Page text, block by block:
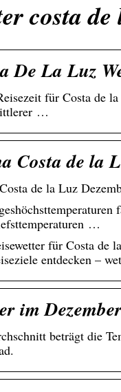
costa
De La Luz
für Costa de
…
Costa de la
de la Luz
…
für Costa de
entdecken –
im
beträgt die